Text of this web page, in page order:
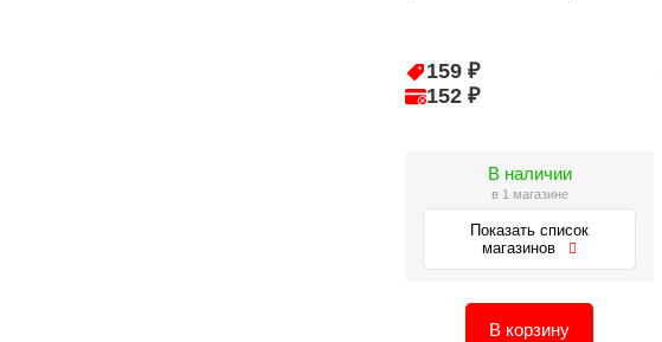
159 ₽
152 ₽
В наличии
в 1 магазине
Показать список
магазинов
В корзину